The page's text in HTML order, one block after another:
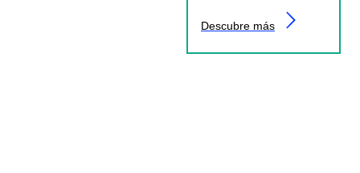
Descubre más